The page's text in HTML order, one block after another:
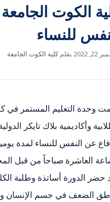
الكوت
للنساء
2022 بقلمكلية الكوت الجامعة
وحدة التعليم المستمر في
وأكاديمية بلاك تايكر
العاشرة صباحاً من قبل
حضر الدورة أساتذة وطلبة
الضعف في جسم الإنسان